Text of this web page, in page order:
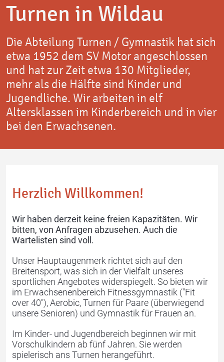
Karate Schach
Tanz & Bewegung Tischtennis
Turnen Jugger
Turnen in Wildau
Die Abteilung Turnen / Gymnastik hat sich
etwa 1952 dem SV Motor angeschlossen
und hat zur Zeit etwa 130 Mitglieder,
mehr als die Hälfte sind Kinder und
Jugendliche. Wir arbeiten in elf
Altersklassen im Kinderbereich und in vier
bei den Erwachsenen.
Herzlich Willkommen!
Wir haben derzeit keine freien Kapazitäten. Wir
bitten, von Anfragen abzusehen. Auch die
Wartelisten sind voll.
Unser Hauptaugenmerk richtet sich auf den
Breitensport, was sich in der Vielfalt unseres
sportlichen Angebotes widerspiegelt. So bieten wir
im Erwachsenenbereich Fitnessgymnastik ("Fit
over 40"), Aerobic, Turnen für Paare (überwiegend
unsere Senioren) und Gymnastik für Frauen an.
Im Kinder- und Jugendbereich beginnen wir mit
Vorschulkindern ab fünf Jahren. Sie werden
spielerisch ans Turnen herangeführt.